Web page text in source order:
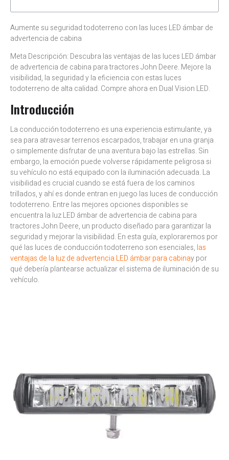
Aumente su seguridad todoterreno con las luces LED ámbar de
advertencia de cabina
Meta Descripción: Descubra las ventajas de las luces LED ámbar
de advertencia de cabina para tractores John Deere. Mejore la
visibilidad, la seguridad y la eficiencia con estas luces
todoterreno de alta calidad. Compre ahora en Dual Vision LED.
Introducción
La conducción todoterreno es una experiencia estimulante, ya
sea para atravesar terrenos escarpados, trabajar en una granja
o simplemente disfrutar de una aventura bajo las estrellas. Sin
embargo, la emoción puede volverse rápidamente peligrosa si
su vehículo no está equipado con la iluminación adecuada. La
visibilidad es crucial cuando se está fuera de los caminos
trillados, y ahí es donde entran en juego las luces de conducción
todoterreno. Entre las mejores opciones disponibles se
encuentra la luz LED ámbar de advertencia de cabina para
tractores John Deere, un producto diseñado para garantizar la
seguridad y mejorar la visibilidad. En esta guía, exploraremos por
qué las luces de conducción todoterreno son esenciales, las
ventajas de la luz de advertencia LED ámbar para cabinay por
qué debería plantearse actualizar el sistema de iluminación de su
vehículo.